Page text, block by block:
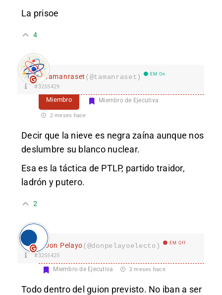
La prisoe
4
Tamanraset (@tamanraset) EM On
#3255429
Miembro Miembro de Ejecutiva
2 meses hace
Decir que la nieve es negra zaína aunque nos
deslumbre su blanco nuclear.
Esa es la táctica de PTLP, partido traidor,
ladrón y putero.
2
Don Pelayo(@donpelayoelecto) EM Off
#3255425
Miembro de Ejecutiva 2 meses hace
Todo dentro del guion previsto. No iban a ser